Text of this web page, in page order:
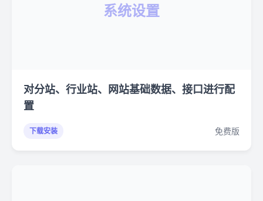
系统设置
对分站、行业站、网站基础数据、接口进行配
置
下载安装 免费版